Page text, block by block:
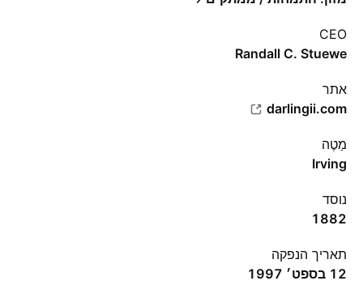
CEO
Randall C. Stuewe
אתר‏
darlingii.com
מַטֶה
Irving
נוסד
1882
תאריך הנפקה
12 בספט׳ 1997